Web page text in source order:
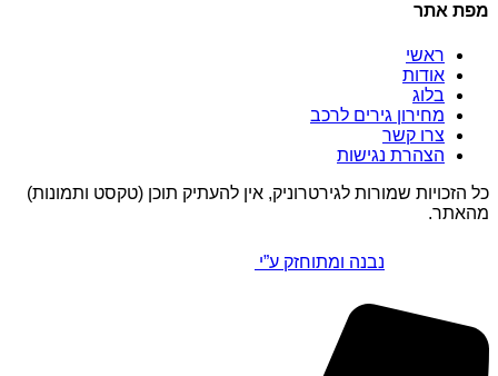
מפת אתר
ראשי
אודות
בלוג
מחירון גירים לרכב
צרו קשר
הצהרת נגישות
כל הזכויות שמורות לגירטרוניק, אין להעתיק תוכן (טקסט ותמונות)
מהאתר.
נבנה ומתוחזק ע”י